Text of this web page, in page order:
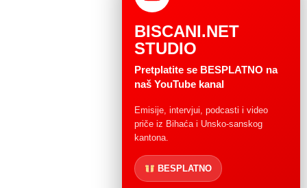
BISCANI.NET
STUDIO
Pretplatite se BESPLATNO na
naš YouTube kanal
Emisije, intervjui, podcasti i video
priče iz Bihaća i Unsko-sanskog
kantona.
BESPLATNO